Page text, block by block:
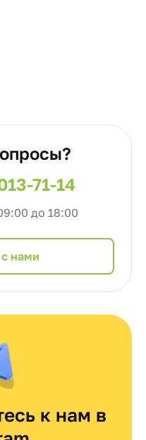
71-14
до 18:00
нами
к нам в